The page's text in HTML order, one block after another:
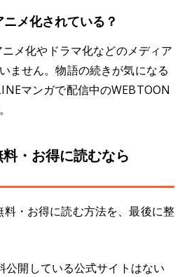
メ化されている？
メ化やドラマ化などのメディア
ません。物語の続きが気になる
マンガで配信中のWEBTOON
・お得に読むなら
料・お得に読む方法を、最後に整
公開している公式サイトはない